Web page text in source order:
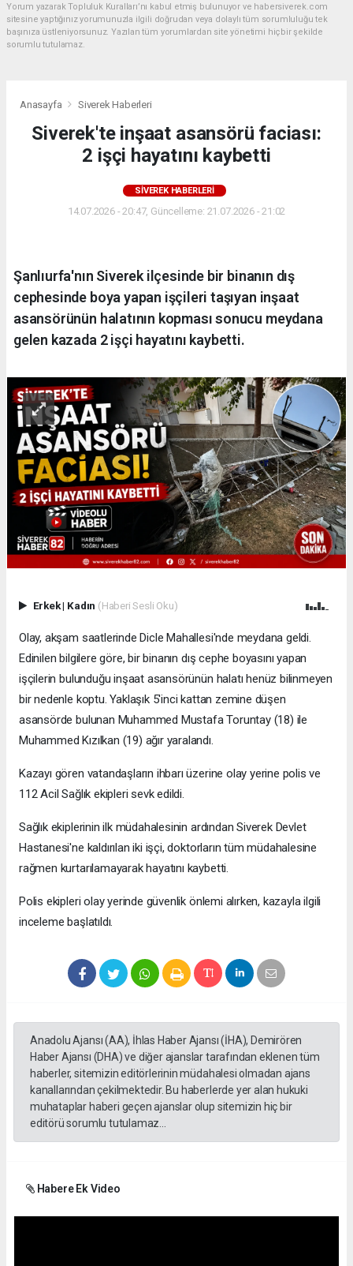
Yorum yazarak Topluluk Kuralları’nı kabul etmiş bulunuyor ve habersiverek.com
sitesine yaptığınız yorumunuzla ilgili doğrudan veya dolaylı tüm sorumluluğu tek
başınıza üstleniyorsunuz. Yazılan tüm yorumlardan site yönetimi hiçbir şekilde
sorumlu tutulamaz.
Anasayfa Siverek Haberleri
Siverek'te inşaat asansörü faciası:
2 işçi hayatını kaybetti
SIVEREK HABERLERI
14.07.2026 - 20:47, Güncelleme: 21.07.2026 - 21:02
Şanlıurfa'nın Siverek ilçesinde bir binanın dış
cephesinde boya yapan işçileri taşıyan inşaat
asansörünün halatının kopması sonucu meydana
gelen kazada 2 işçi hayatını kaybetti.
Erkek| Kadın (Haberi Sesli Oku)
Olay, akşam saatlerinde Dicle Mahallesi'nde meydana geldi.
Edinilen bilgilere göre, bir binanın dış cephe boyasını yapan
işçilerin bulunduğu inşaat asansörünün halatı henüz bilinmeyen
bir nedenle koptu. Yaklaşık 5'inci kattan zemine düşen
asansörde bulunan Muhammed Mustafa Toruntay (18) ile
Muhammed Kızılkan (19) ağır yaralandı.
Kazayı gören vatandaşların ihbarı üzerine olay yerine polis ve
112 Acil Sağlık ekipleri sevk edildi.
Sağlık ekiplerinin ilk müdahalesinin ardından Siverek Devlet
Hastanesi'ne kaldırılan iki işçi, doktorların tüm müdahalesine
rağmen kurtarılamayarak hayatını kaybetti.
Polis ekipleri olay yerinde güvenlik önlemi alırken, kazayla ilgili
inceleme başlatıldı.
Anadolu Ajansı (AA), İhlas Haber Ajansı (İHA), Demirören
Haber Ajansı (DHA) ve diğer ajanslar tarafından eklenen tüm
haberler, sitemizin editörlerinin müdahalesi olmadan ajans
kanallarından çekilmektedir. Bu haberlerde yer alan hukuki
muhataplar haberi geçen ajanslar olup sitemizin hiç bir
editörü sorumlu tutulamaz...
Habere Ek Video